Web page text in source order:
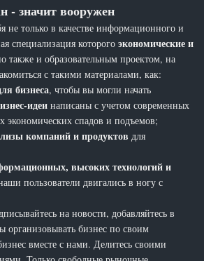
- значит вооружен
только в качестве информационного и
специализация которогоэкономические и
также и образовательным проектом, на
с такими материалами, как:
бизнеса, чтобы вы могли начать
идеи написаны с учетом современных
экономических спадов и подъемов;
компаний и продуктов для
высоких технологий и
пользователи двигались в ногу с
на новости, добавляйтесь в
организовывать бизнес по своим
вместе с нами. Делитесь своими